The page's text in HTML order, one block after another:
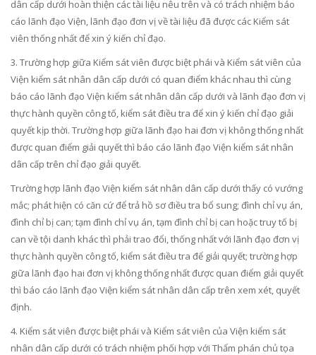
dân cấp dưới hoàn thiện các tài liệu nêu trên và có trách nhiệm báo
cáo lãnh đạo Viện, lãnh đạo đơn vị về tài liệu đã được các Kiểm sát
viên thống nhất để xin ý kiến chỉ đạo.
3. Trường hợp giữa Kiểm sát viên được biệt phái và Kiểm sát viên của
Viện kiểm sát nhân dân cấp dưới có quan điểm khác nhau thì cùng
báo cáo lãnh đạo Viện kiểm sát nhân dân cấp dưới và lãnh đạo đơn vị
thực hành quyền công tố, kiểm sát điều tra để xin ý kiến chỉ đạo giải
quyết kịp thời. Trường hợp giữa lãnh đạo hai đơn vị không thống nhất
được quan điểm giải quyết thì báo cáo lãnh đạo Viện kiểm sát nhân
dân cấp trên chỉ đạo giải quyết.
Trường hợp lãnh đạo Viện kiểm sát nhân dân cấp dưới thấy có vướng
mắc; phát hiện có căn cứ để trả hồ sơ điều tra bổ sung; đình chỉ vụ án,
đình chỉ bị can; tạm đình chỉ vụ án, tạm đình chỉ bị can hoặc truy tố bị
can về tội danh khác thì phải trao đổi, thống nhất với lãnh đạo đơn vị
thực hành quyền công tố, kiểm sát điều tra để giải quyết; trường hợp
giữa lãnh đạo hai đơn vị không thống nhất được quan điểm giải quyết
thì báo cáo lãnh đạo Viện kiểm sát nhân dân cấp trên xem xét, quyết
định.
4. Kiểm sát viên được biệt phái và Kiểm sát viên của Viện kiểm sát
nhân dân cấp dưới có trách nhiệm phối hợp với Thẩm phán chủ tọa